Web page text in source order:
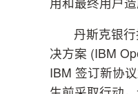
丹斯克银
决方案 (IBM
IBM 签订新协